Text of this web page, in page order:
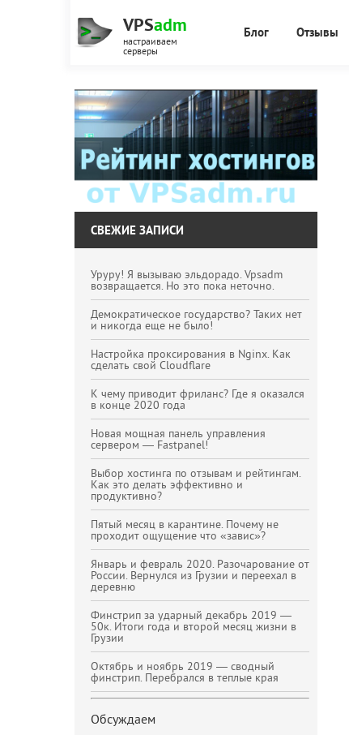
VPSadm
настраиваем
серверы
Блог Отзывы
СВЕЖИЕ ЗАПИСИ
Уруру! Я вызываю эльдорадо. Vpsadm
возвращается. Но это пока неточно.
Демократическое государство? Таких нет
и никогда еще не было!
Настройка проксирования в Nginx. Как
сделать свой Cloudflare
К чему приводит фриланс? Где я оказался
в конце 2020 года
Новая мощная панель управления
сервером — Fastpanel!
Выбор хостинга по отзывам и рейтингам.
Как это делать эффективно и
продуктивно?
Пятый месяц в карантине. Почему не
проходит ощущение что «завис»?
Январь и февраль 2020. Разочарование от
России. Вернулся из Грузии и переехал в
деревню
Финстрип за ударный декабрь 2019 —
50к. Итоги года и второй месяц жизни в
Грузии
Октябрь и ноябрь 2019 — сводный
финстрип. Перебрался в теплые края
Обсуждаем